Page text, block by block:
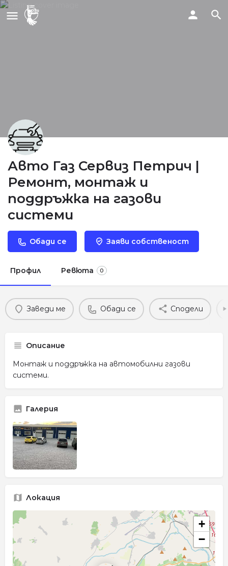
Авто Газ Сервиз Петрич |
Ремонт, монтаж и
поддръжка на газови
системи
Обади се Заяви собственост
Профил Ревюта 0
Заведи ме Обади се Сподели
Описание
Монтаж и поддръжка на автомобилни газови
системи.
Галерия
Локация
+
−